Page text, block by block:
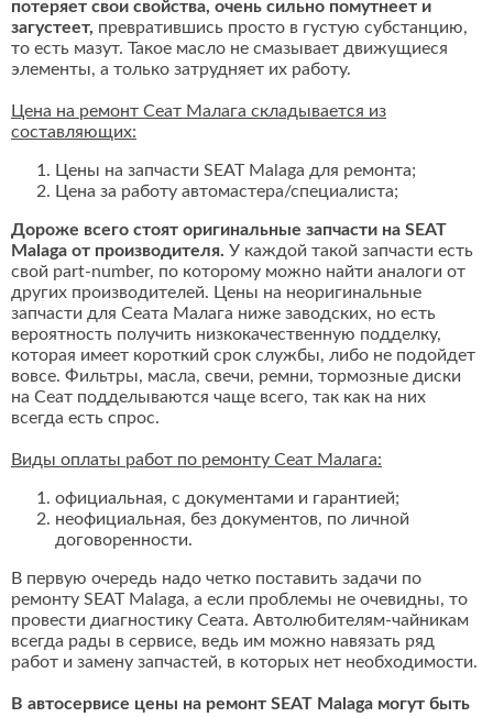
потеряет свои свойства, очень сильно помутнеет и
загустеет, превратившись просто в густую субстанцию,
то есть мазут. Такое масло не смазывает движущиеся
элементы, а только затрудняет их работу.
Цена на ремонт Сеат Малага складывается из
составляющих:
Цены на запчасти SEAT Malaga для ремонта;
Цена за работу автомастера/специалиста;
Дороже всего стоят оригинальные запчасти на SEAT
Malaga от производителя. У каждой такой запчасти есть
свой part-number, по которому можно найти аналоги от
других производителей. Цены на неоригинальные
запчасти для Сеата Малага ниже заводских, но есть
вероятность получить низкокачественную подделку,
которая имеет короткий срок службы, либо не подойдет
вовсе. Фильтры, масла, свечи, ремни, тормозные диски
на Сеат подделываются чаще всего, так как на них
всегда есть спрос.
Виды оплаты работ по ремонту Сеат Малага:
официальная, с документами и гарантией;
неофициальная, без документов, по личной
договоренности.
В первую очередь надо четко поставить задачи по
ремонту SEAT Malaga, а если проблемы не очевидны, то
провести диагностику Сеата. Автолюбителям-чайникам
всегда рады в сервисе, ведь им можно навязать ряд
работ и замену запчастей, в которых нет необходимости.
В автосервисе цены на ремонт SEAT Malaga могут быть